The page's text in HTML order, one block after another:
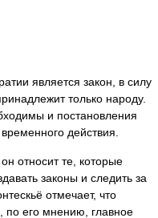
является закон, в силу
только народу.
и постановления
действия.
относит те, которые
законы и следить за
отмечает, что
по его мнению, главное